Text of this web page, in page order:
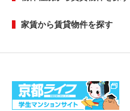
家賃から賃貸物件を探す